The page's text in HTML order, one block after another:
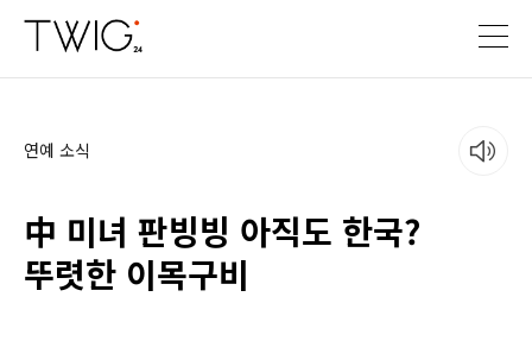
연예 소식
中 미녀 판빙빙 아직도 한국?
뚜렷한 이목구비